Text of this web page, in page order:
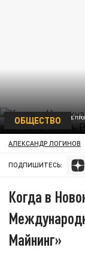
КОГДА В НОВОКУЗНЕЦКЕ
ОБЩЕСТВО
АЛЕКСАНДР ЛОГИНОВ
ПОДПИШИТЕСЬ:
Когда в
Майнинг»